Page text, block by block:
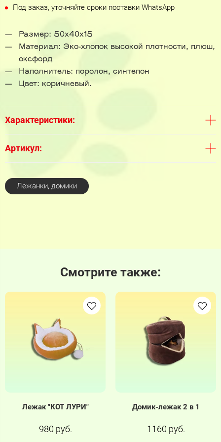
Под заказ, уточняйте сроки поставки WhatsApp
Размер: 50х40х15
Материал: Эко-хлопок высокой плотности, плюш,
оксфорд
Наполнитель: поролон, синтепон
Цвет: коричневый.
Характеристики:
Артикул:
Лежанки, домики
Смотрите также:
Лежак "КОТ ЛУРИ"
980 руб.
Домик-лежак 2 в 1
1160 руб.